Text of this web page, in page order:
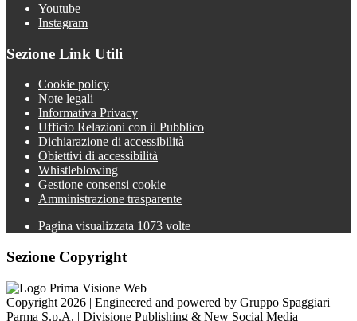
Youtube
Instagram
Sezione Link Utili
Cookie policy
Note legali
Informativa Privacy
Ufficio Relazioni con il Pubblico
Dichiarazione di accessibilità
Obiettivi di accessibilità
Whistleblowing
Gestione consensi cookie
Amministrazione trasparente
Pagina visualizzata 1073 volte
Sezione Copyright
Copyright 2026 | Engineered and powered by Gruppo Spaggiari
Parma S.p.A. | Divisione Publishing & New Social Media